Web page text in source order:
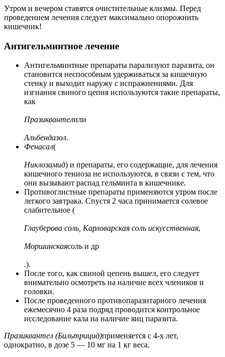
Утром и вечером ставятся очистительные клизмы. Перед
проведением лечения следует максимально опорожнить
кишечник!
Антигельминтное лечение
Антигельминтные препараты парализуют паразита, он
становится неспособным удерживаться за кишечную
стенку и выходит наружу с испражнениями. Для
изгнания свиного цепня используются такие препараты,
как
Празиквантелили
Альбендазол.
Фенасал(
Никлозамид) и препараты, его содержащие, для лечения
кишечного тениоза не используются, в связи с тем, что
они вызывают распад гельминта в кишечнике.
Противоглистные препараты применяются утром после
легкого завтрака. Спустя 2 часа принимается солевое
слабительное (
Глауберова соль, Карловарская соль искусственная,
Моршинскаясоль и др
.).
После того, как свиной цепень вышел, его следует
внимательно осмотреть на наличие всех члеников и
головки.
После проведенного противопаразитарного лечения
ежемесячно 4 раза подряд проводится контрольное
исследование кала на наличие яиц паразита.
Празиквантел (Бильтрицид)применяется с 4-х лет,
однократно, в дозе 5 — 10 мг на 1 кг веса.